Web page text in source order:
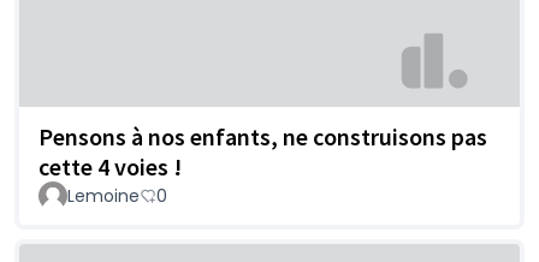
Pensons à nos enfants, ne construisons pas
cette 4 voies !
Lemoine 0